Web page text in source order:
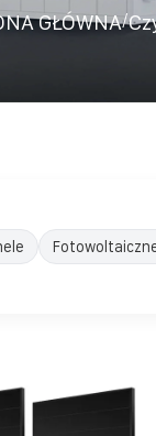
GŁÓWNA/